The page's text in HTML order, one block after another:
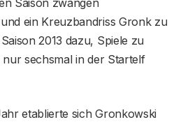
Saison zwangen
ein Kreuzbandriss Gronk zu
2013 dazu, Spiele zu
sechsmal in der Startelf
etablierte sich Gronkowski